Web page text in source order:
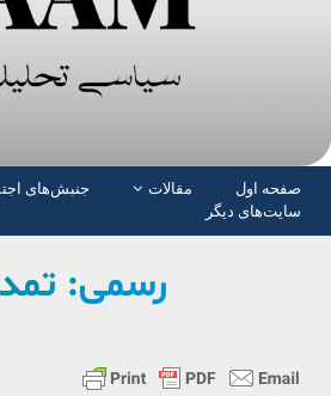
صفحە اول مقالات جنبش‌های
سایت‌های دیگر
رسمی: